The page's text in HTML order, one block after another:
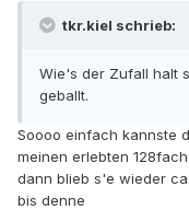
tkr.kiel schrieb:
Wie's der Zufall halt
geballt.
Soooo einfach kannste
meinen erlebten
dann blieb s'e wieder ca.
bis denne